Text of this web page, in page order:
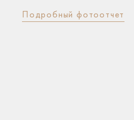
Подробный фотоотчет